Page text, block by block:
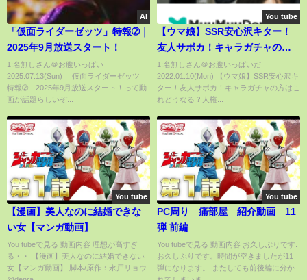
AI
「仮面ライダーゼッツ」特報➁｜
2025年9月放送スタート！
1:名無しさん＠お腹いっぱい
2025.07.13(Sun) 「仮面ライダーゼッツ」
特報➁｜2025年9月放送スタート！って動
画が話題らしいぞ...
You tube
【ウマ娘】SSR安心沢キター！
友人サポカ！キャラガチャの方
はこれどうなる？人権！？ニシ
ノフラワー来ず【のっちんTV ウ
マ娘プリティーダービー攻略ま
性能別動画もあります！
1:名無しさん＠お腹いっぱいだ
2022.01.10(Mon) 【ウマ娘】SSR安心沢キ
ター！友人サポカ！キャラガチャの方はこ
れどうなる？人権...
You tube
【漫画】美人なのに結婚できな
い女【マンガ動画】
You tubeで見る 動画内容 理想が高すぎ
る・・ 【漫画】美人なのに結婚できない
女【マンガ動画】 脚本/原作：永戸リョウ
You tube
PC周り 痛部屋 紹介動画 11
弾 前編
You tubeで見る 動画内容 お久しぶりです.
お久しぶりです。時間が空きましたが11
弾になります。 またしても前後編に分か